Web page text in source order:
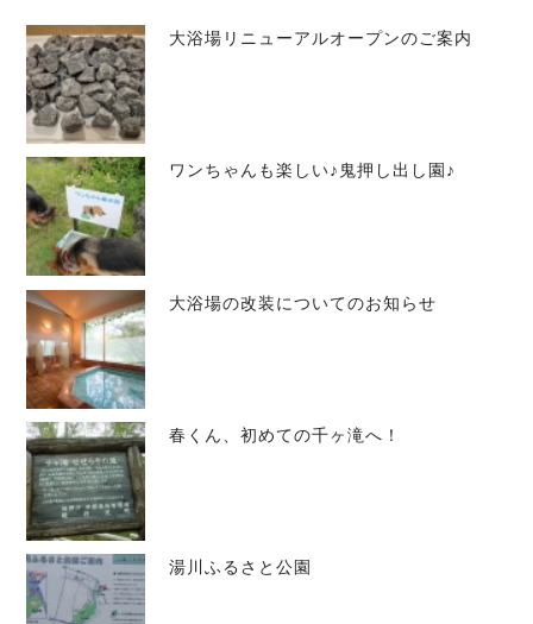
大浴場リニューアルオープンのご案内
ワンちゃんも楽しい♪鬼押し出し園♪
大浴場の改装についてのお知らせ
春くん、初めての千ヶ滝へ！
湯川ふるさと公園